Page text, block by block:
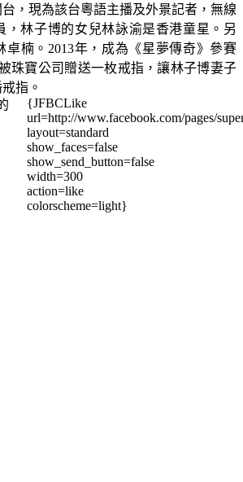
，現為該台粵語主播及外景記者，無線
，林子博的女兒林詠渝是香港童星。另
卓楠。2013年，成為《星夢傳奇》參賽
珠寶公司贈送一枚戒指，讓林子博妻子
指。
{JFBCLike
url=http://www.facebook.com/pages/
layout=standard
show_faces=false
show_send_button=false
width=300
action=like
colorscheme=light}